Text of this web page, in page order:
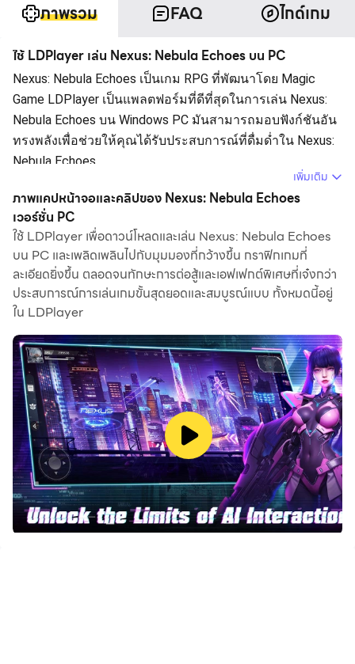
ภาพรวม FAQ ไกด์เกม
ใช้ LDPlayer เล่น Nexus: Nebula Echoes บน PC
Nexus: Nebula Echoes เป็นเกม RPG ที่พัฒนาโดย Magic
Game LDPlayer เป็นแพลตฟอร์มที่ดีที่สุดในการเล่น Nexus:
Nebula Echoes บน Windows PC มันสามารถมอบฟังก์ชันอัน
ทรงพลังเพื่อช่วยให้คุณได้รับประสบการณ์ที่ดื่มด่ำใน Nexus:
Nebula Echoes
เมื่อคุณเล่น Nexus: Nebula Echoes บนคอมพิวเตอร์ ในฐานะ
ผู้เล่นครั้งแรกที่ต้องการเปิดบัญชีใหม่ ฟังก์ชันเปิดหลายตัวและ
ซิงโครไนเซอร์มีประโยชน์มากสำหรับการจับรางวัลครั้งแรก
คุณสามารถใช้มันเพื่อคัดลอกโปรแกรมจำลองหลายตัวและ
เริ่มกระบวนการซิงโครไนซ์ ผูกบัญชีของคุณจนกว่าคุณจะจั่ว
ฮีโร่ที่คุณชื่นชอบ
สำหรับเกมที่ต้องการให้คุณเพิ่มเลเวลและทำงานให้สำเร็จ!
เรียกใช้ตัวซิงโครไนซ์และบันทึกการกระทำของคุณ จากนั้น
ทำซ้ำการกระทำของอินสแตนซ์หลักแบบเรียลไทม์ ด้วยการ
ทำเช่นนี้ คุณสามารถเรียกใช้ 2 บัญชีขึ้นไปพร้อมกันได้ คุณ
สามารถรับฮีโร่ที่คุณต้องการก่อนใครได้ตลอดเวลา! ต้อง
ขอบคุณการวางไข่ที่เร็วขึ้นและการอัญเชิญที่ใช้เวลาน้อยลง!
เริ่มดาวน์โหลดและเล่น Nexus: Nebula Echoes บน
คอมพิวเตอร์ของคุณทันที!
การผจญภัย 365 วันและคืนสิ้นสุดลงด้วยการเฉลิมฉลองอันยอดเยี่ยม—
เพิ่มเติม
ภาพแคปหน้าจอและคลิปของ Nexus: Nebula Echoes
เวอร์ชั่น PC
ใช้ LDPlayer เพื่อดาวน์โหลดและเล่น Nexus: Nebula Echoes
บน PC และเพลิดเพลินไปกับมุมมองที่กว้างขึ้น กราฟิกเกมที่
ละเอียดยิ่งขึ้น ตลอดจนทักษะการต่อสู้และเอฟเฟกต์พิเศษที่เจ๋งกว่า
ประสบการณ์การเล่นเกมขั้นสุดยอดและสมบูรณ์แบบ ทั้งหมดนี้อยู่
ใน LDPlayer